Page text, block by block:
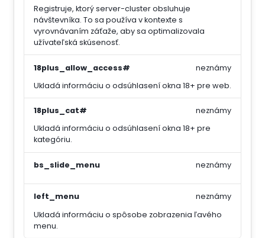
Registruje, ktorý server-cluster obsluhuje
návštevníka. To sa používa v kontexte s
vyrovnávaním záťaže, aby sa optimalizovala
užívateľská skúsenosť.
18plus_allow_access#
Ukladá informáciu o odsúhlasení okna 18+ pre web.
neznámy
18plus_cat#
Ukladá informáciu o odsúhlasení okna 18+ pre
kategóriu.
neznámy
bs_slide_menu neznámy
left_menu
Ukladá informáciu o spôsobe zobrazenia ľavého
menu.
neznámy